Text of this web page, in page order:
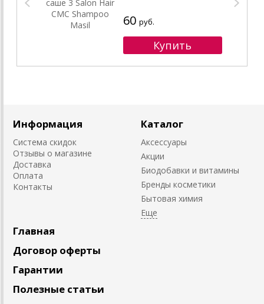
60 руб.
Информация
Система скидок
Отзывы о магазине
Доставка
Оплата
Контакты
Каталог
Аксессуары
Акции
Биодобавки и витамины
Бренды косметики
Бытовая химия
Главная
Договор оферты
Гарантии
Полезные статьи